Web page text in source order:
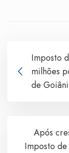
Imposto
milhões
de
Após
Imposto